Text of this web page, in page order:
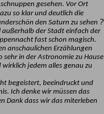
gesehen. Vor Ort
so klar und deutlich die
den Saturn zu sehen ?
der Stadt einfach der
fast schon magisch.
anschaulichen Erzählungen
sehr in der Astronomie zu Hause
wirklich jedem alles genau zu
begeistert, beeindruckt und
Ich denke wir müssen das
Dank dass wir das miterleben